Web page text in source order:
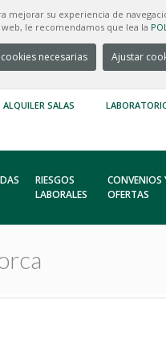
mejorar su experiencia de
le recomendamos que lea la
necesarias Ajustar
ALQUILER SALAS
RIESGOS
LABORALES
CONVENIOS
OFERTAS